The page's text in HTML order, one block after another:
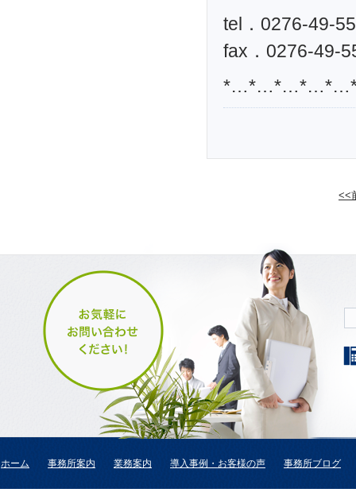
tel．0276-49-
fax．0276-49-
<<
ホーム 事務所案内 業務案内 導入事例・お客様の声 事務所ブログ